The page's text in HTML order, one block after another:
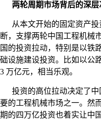
两轮周期市场背后的深
从本文开始的固定资产
断，支撑两轮中国工程机械
国的投资拉动，特别是以铁
础设施建设投资。比如以公
3 万亿元，相当乐观。
投资的高位拉动决定了
要的工程机械市场之一。然
期的四万亿投资也着实让中